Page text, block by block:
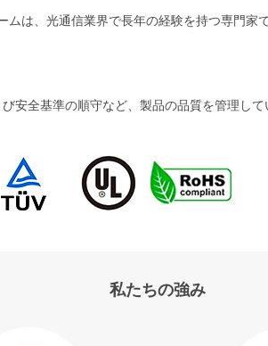
は、光通信業界で長年の経験を持つ専門家
安全基準の順守など、製品の品質を管理し
私たちの強み